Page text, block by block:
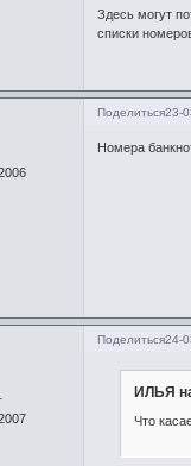
Здесь могут
списки
Поделиться23-
Номера
Поделиться24-
ИЛЬЯ
Что